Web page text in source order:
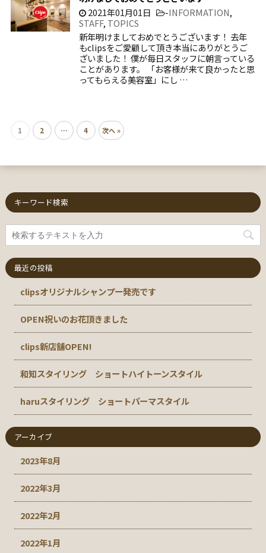
2021年01月01日
-INFORMATION,
STAFF, TOPICS
新年明けましておめでとうございます！ 去年
もclipsをご愛顧して頂き本当にありがとうご
ざいました！ 僕が毎日スタッフに朝言っている
ことがあります。 「お客様が来て良かったと思
ってもらえる美容室」にし …
1 2 … 4 次へ »
キーワード検索
最近の投稿
clipsオリジナルシャンプー発売です
OPEN祝いのお花頂きました
clips新店舗OPEN!
和知スタイリング ショートハイトーンスタイル
haruスタイリング ショートパーマスタイル
アーカイブ
2023年8月
2022年3月
2022年2月
2022年1月